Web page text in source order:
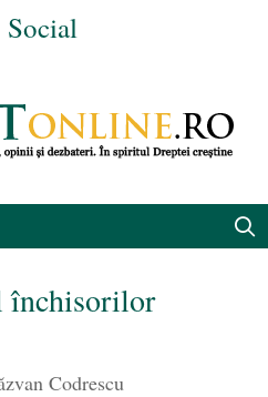
Social
închisorilor
Codrescu